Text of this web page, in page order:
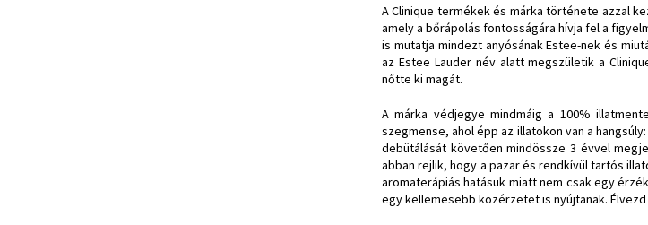
A Clinique termékek és márka története azzal
amely a bőrápolás fontosságára hívja fel a
is mutatja mindezt anyósának Estee-nek és
az Estee Lauder név alatt megszületik a
nőtte ki magát.
A márka védjegye mindmáig a 100%
szegmense, ahol épp az illatokon van a
debütálását követően mindössze 3 évvel
abban rejlik, hogy a pazar és rendkívül tartós
aromaterápiás hatásuk miatt nem csak egy
egy kellemesebb közérzetet is nyújtanak.